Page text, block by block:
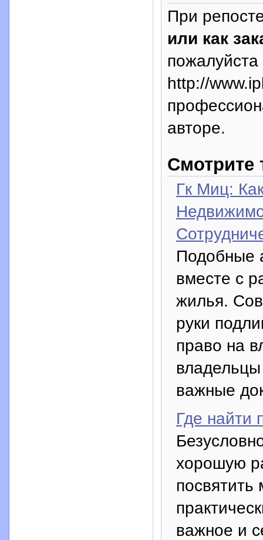
При
или как
пожалуйста
http://
авторе.
Смотрите
Гк Миц:
Подобные
вместе с
жилья.
руки
право на
важные
Где найти
хорошую
посвятить
важное и